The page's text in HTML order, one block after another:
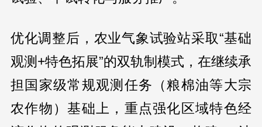
优化调整后，农业气象试验站采取“基础
观测+特色拓展”的双轨制模式，在继续承
担国家级常规观测任务（粮棉油等大宗
农作物）基础上，重点强化区域特色经